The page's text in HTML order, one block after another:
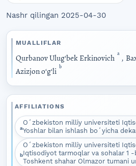
Nashr qilingan 2025-04-30
MUALLIFLAR
Qurbanov Ulugʻbek Erkinovich a ,
Azizjon oʻgʻli b
AFFILIATIONS
a
Oʻzbekiston milliy universiteti
Yoshlar bilan ishlash boʻyicha
b
Oʻzbekiston milliy universiteti
Iqtisodiyot tarmoqlar va sohalar 1
Toshkent shahar Olmazor tumani